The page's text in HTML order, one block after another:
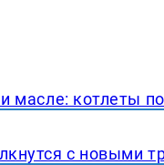
масле: котлеты
с новыми